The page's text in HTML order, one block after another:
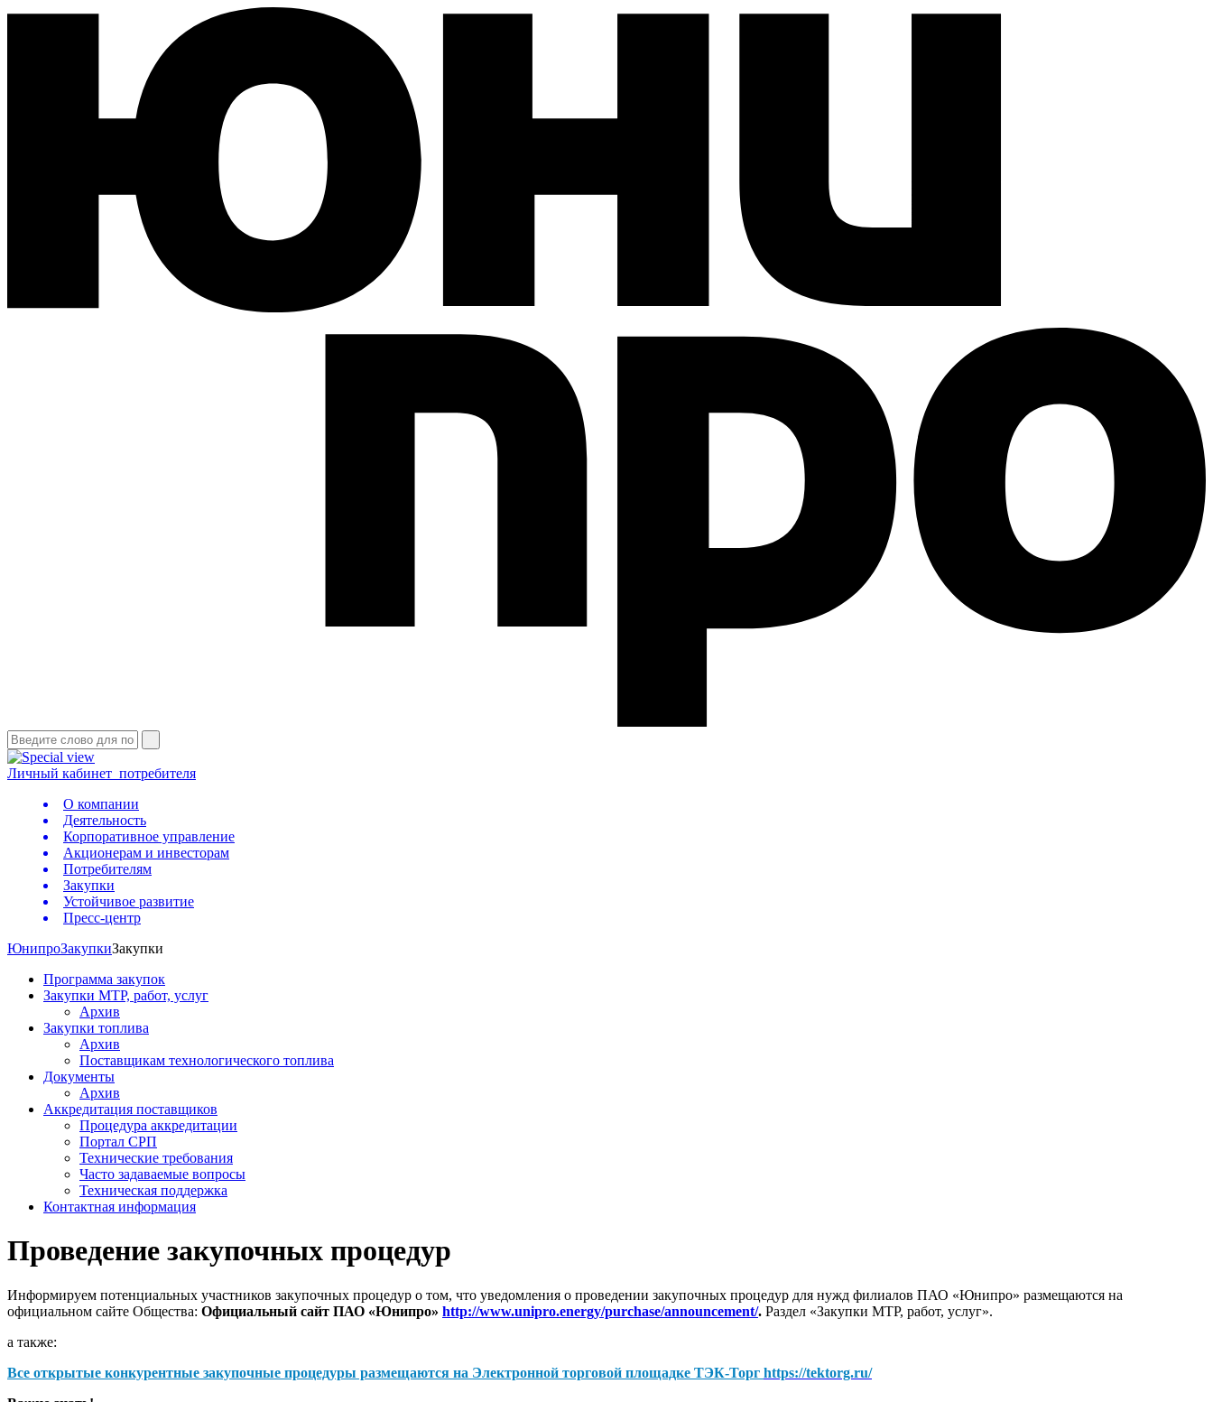
Личный кабинет потребителя
О компании
Деятельность
Корпоративное управление
Акционерам и инвесторам
Потребителям
Закупки
Устойчивое развитие
Пресс-центр
ЮнипроЗакупкиЗакупки
Программа закупок
Закупки МТР, работ, услуг
Архив
Закупки топлива
Архив
Поставщикам технологического топлива
Документы
Архив
Аккредитация поставщиков
Процедура аккредитации
Портал СРП
Технические требования
Часто задаваемые вопросы
Техническая поддержка
Контактная информация
Проведение закупочных процедур
Информируем потенциальных участников закупочных процедур о том, что уведомления о проведении закупочных процедур для нужд филиалов ПАО «Юнипро» размещаются на
официальном сайте Общества: Официальный сайт ПАО «Юнипро» http://www.unipro.energy/purchase/announcement/. Раздел «Закупки МТР, работ, услуг».
а также:
Все открытые конкурентные закупочные процедуры размещаются на Электронной торговой площадке ТЭК-Торг https://tektorg.ru/